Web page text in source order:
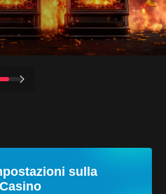
sulla